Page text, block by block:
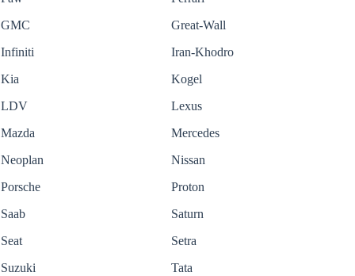
GMC
Great-Wall
Infiniti
Iran-Khodro
Kia
Kogel
LDV
Lexus
Mazda
Mercedes
Neoplan
Nissan
Porsche
Proton
Saab
Saturn
Seat
Setra
Suzuki
Tata